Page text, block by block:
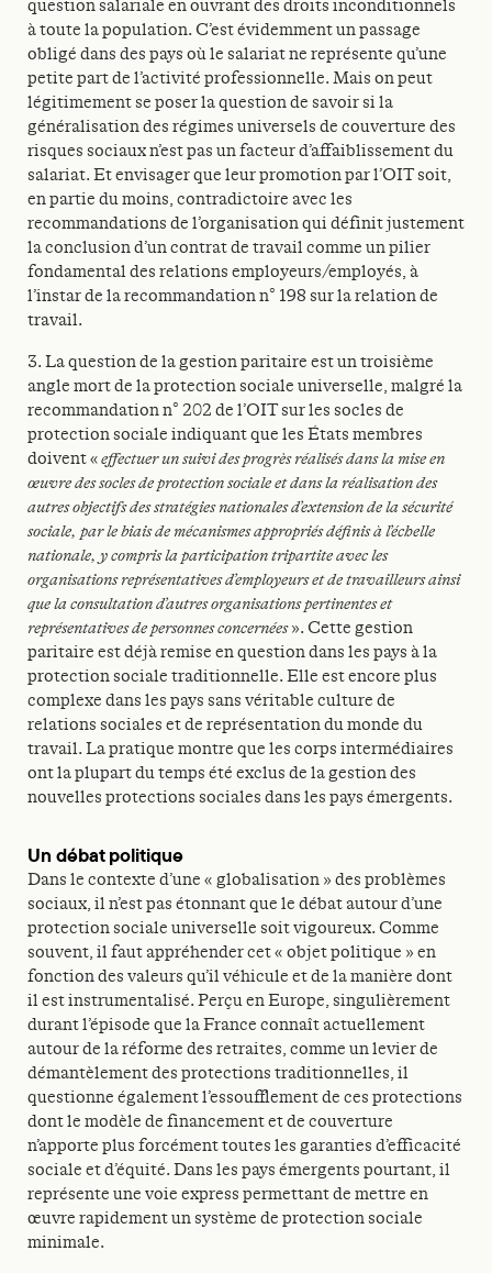
question salariale en ouvrant des droits inconditionnels
à toute la population. C’est évidemment un passage
obligé dans des pays où le salariat ne représente qu’une
petite part de l’activité professionnelle. Mais on peut
légitimement se poser la question de savoir si la
généralisation des régimes universels de couverture des
risques sociaux n’est pas un facteur d’affaiblissement du
salariat. Et envisager que leur promotion par l’OIT soit,
en partie du moins, contradictoire avec les
recommandations de l’organisation qui définit justement
la conclusion d’un contrat de travail comme un pilier
fondamental des relations employeurs/employés, à
l’instar de la recommandation n° 198 sur la relation de
travail.
3. La question de la gestion paritaire est un troisième
angle mort de la protection sociale universelle, malgré la
recommandation n° 202 de l’OIT sur les socles de
protection sociale indiquant que les États membres
doivent «effectuer un suivi des progrès réalisés dans la mise en
œuvre des socles de protection sociale et dans la réalisation des
autres objectifs des stratégies nationales d’extension de la sécurité
sociale, par le biais de mécanismes appropriés définis à l’échelle
nationale, y compris la participation tripartite avec les
organisations représentatives d’employeurs et de travailleurs ainsi
que la consultation d’autres organisations pertinentes et
représentatives de personnes concernées». Cette gestion
paritaire est déjà remise en question dans les pays à la
protection sociale traditionnelle. Elle est encore plus
complexe dans les pays sans véritable culture de
relations sociales et de représentation du monde du
travail. La pratique montre que les corps intermédiaires
ont la plupart du temps été exclus de la gestion des
nouvelles protections sociales dans les pays émergents.
Un débat politique
Dans le contexte d’une « globalisation » des problèmes
sociaux, il n’est pas étonnant que le débat autour d’une
protection sociale universelle soit vigoureux. Comme
souvent, il faut appréhender cet « objet politique » en
fonction des valeurs qu’il véhicule et de la manière dont
il est instrumentalisé. Perçu en Europe, singulièrement
durant l’épisode que la France connaît actuellement
autour de la réforme des retraites, comme un levier de
démantèlement des protections traditionnelles, il
questionne également l’essoufflement de ces protections
dont le modèle de financement et de couverture
n’apporte plus forcément toutes les garanties d’efficacité
sociale et d’équité. Dans les pays émergents pourtant, il
représente une voie express permettant de mettre en
œuvre rapidement un système de protection sociale
minimale.